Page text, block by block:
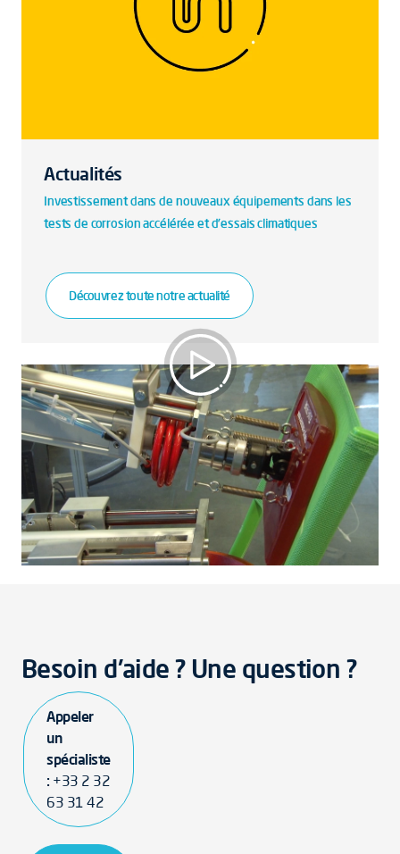
Actualités
Investissement dans de nouveaux équipements dans les
tests de corrosion accélérée et d'essais climatiques
Découvrez toute notre actualité
Qualité et performance des produits
d'ameublement
Besoin d'aide ? Une question ?
Appeler
un
spécialiste
: +33 2 32
63 31 42